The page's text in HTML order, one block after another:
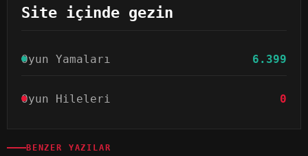
Site içinde gezin
Oyun Yamaları 6.399
Oyun Hileleri 0
BENZER YAZILAR